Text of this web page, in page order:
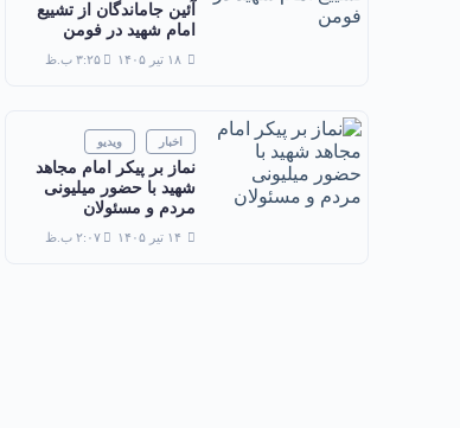
آئین جاماندگان از تشییع
امام شهید در فومن
۱۸ تیر ۱۴۰۵ ۳:۲۵ ب.ظ
اخبار ویدیو
نماز بر پیکر امام مجاهد
شهید با حضور میلیونی
مردم و مسئولان
۱۴ تیر ۱۴۰۵ ۲:۰۷ ب.ظ